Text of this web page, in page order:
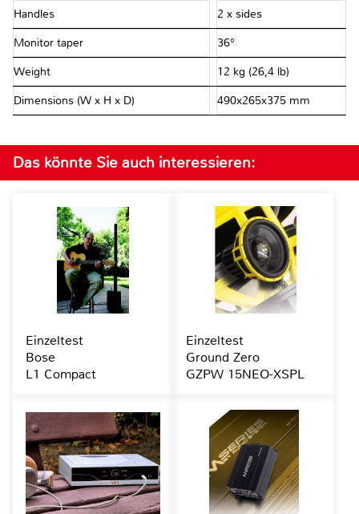
Handles 2 x sides
Monitor taper 36°
Weight 12 kg (26,4 lb)
Dimensions (W x H x D) 490x265x375 mm
Das könnte Sie auch interessieren:
Einzeltest
Bose
L1 Compact
Einzeltest
Ground Zero
GZPW 15NEO-XSPL